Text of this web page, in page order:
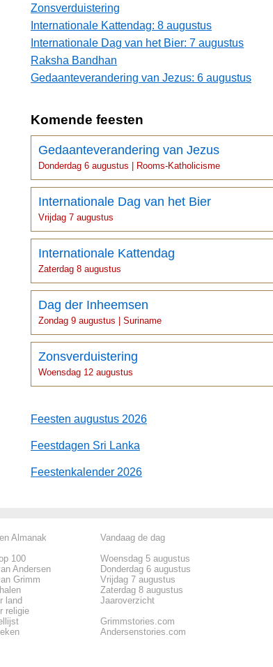
Zonsverduistering
Internationale Kattendag: 8 augustus
Internationale Dag van het Bier: 7 augustus
Raksha Bandhan
Gedaanteverandering van Jezus: 6 augustus
Komende feesten
Gedaanteverandering van Jezus
Donderdag 6 augustus | Rooms-Katholicisme
Internationale Dag van het Bier
Vrijdag 7 augustus
Internationale Kattendag
Zaterdag 8 augustus
Dag der Inheemsen
Zondag 9 augustus | Suriname
Zonsverduistering
Woensdag 12 augustus
Feesten augustus 2026
Feestdagen Sri Lanka
Feestenkalender 2026
Almanak
100
Andersen
Grimm
land
religie
Vandaag de dag
Woensdag 5 augustus
Donderdag 6 augustus
Vrijdag 7 augustus
Zaterdag 8 augustus
Jaaroverzicht
Grimmstories.com
Andersenstories.com